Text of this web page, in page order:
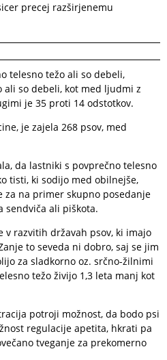
precej razširjenemu
telesno težo ali so debeli,
ali so debeli, kot med ljudmi z
je 35 proti 14 odstotkov.
je zajela 268 psov, med
da lastniki s povprečno telesno
tisti, ki sodijo med obilnejše,
za na primer skupno posedanje
sendviča ali piškota.
v razvitih državah psov, ki imajo
to seveda ni dobro, saj se jim
za sladkorno oz. srčno-žilnimi
težo živijo 1,3 leta manj kot
potroji možnost, da bodo psi
regulacije apetita, hkrati pa
tveganje za prekomerno